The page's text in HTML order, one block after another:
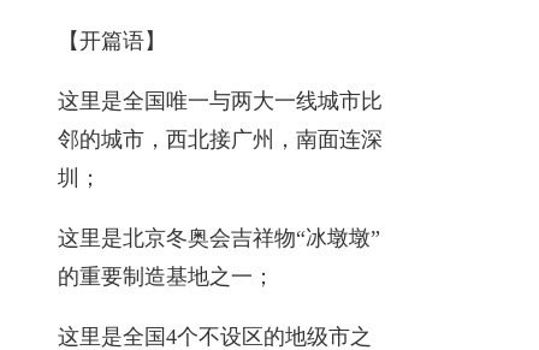
【开篇语】
这里是全国唯一与两大一线城市比
邻的城市，西北接广州，南面连深
圳；
这里是北京冬奥会吉祥物“冰墩墩”
的重要制造基地之一；
这里是全国4个不设区的地级市之